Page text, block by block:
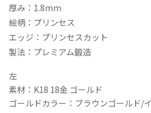
ン
グ
セ
ッ
個
厚み：1.8mm
絵柄：プリンセス
エッジ：プリンセスカット
製法：プレミアム鍛造
左
素材：K18 18金 ゴールド
ゴールドカラー：ブラウンゴールド/